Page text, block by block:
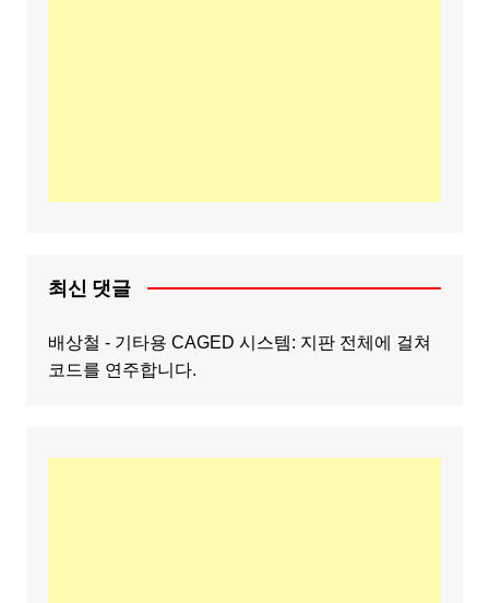
최신 댓글
배상철 - 기타용 CAGED 시스템: 지판 전체에 걸쳐
코드를 연주합니다.